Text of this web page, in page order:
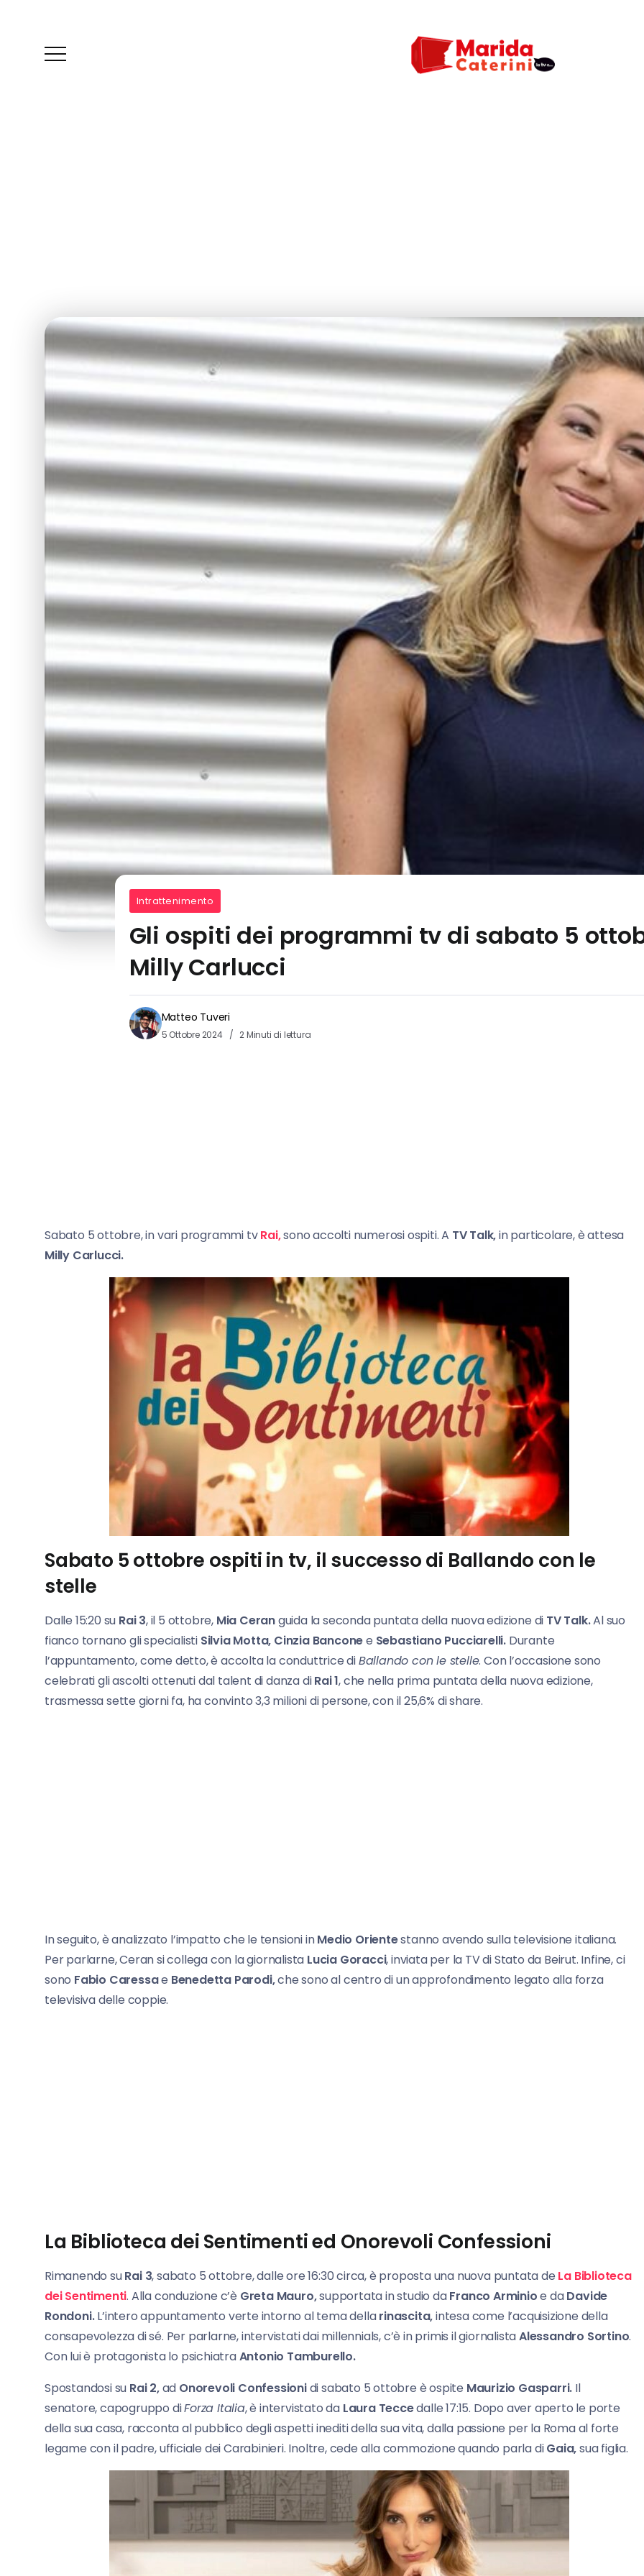
Intrattenimento
Gli ospiti dei programmi tv di sabato 5
Milly Carlucci
Matteo Tuveri
5 Ottobre 2024 2 Minuti di lettura
Sabato 5 ottobre, in vari programmi tvRai,sono accolti numerosi ospiti. A TVTalk,in particolare, è attesa
Milly Carlucci.
Sabato 5 ottobre ospiti in tv, il successo di Ballando con le
stelle
Dalle 15:20 su Rai 3, il 5 ottobre, Mia Ceranguida la seconda puntata della nuova edizione di TV Talk.Al suo
fianco tornano gli specialisti Silvia Motta, Cinzia Banconee Sebastiano Pucciarelli. Durante
l’appuntamento, come detto, è accolta la conduttrice diBallando con le stelle. Con l’occasione sono
celebrati gli ascolti ottenuti dal talent di danza diRai 1, che nella prima puntata della nuova edizione,
trasmessa sette giorni fa, ha convinto 3,3 milioni di persone, con il 25,6% di share.
In seguito, è analizzato l’impatto che le tensioni inMedio Orientestanno avendo sulla televisione italiana.
Per parlarne, Ceran si collega con la giornalista Lucia Goracci, inviata per la TV di Stato da Beirut. Infine, ci
sono Fabio Caressae Benedetta Parodi,che sono al centro di un approfondimento legato alla forza
televisiva delle coppie.
La Biblioteca dei Sentimenti ed Onorevoli Confessioni
Rimanendo suRai 3, sabato 5 ottobre, dalle ore 16:30 circa, è proposta una nuova puntata de La Biblioteca
dei Sentimenti. Alla conduzione c’è Greta Mauro,supportata in studio daFranco Arminioe daDavide
Rondoni.L’intero appuntamento verte intorno al tema dellarinascita,intesa come l’acquisizione della
consapevolezza di sé. Per parlarne, intervistati dai millennials, c’è in primis il giornalistaAlessandro Sortino.
Con lui è protagonista lo psichiatraAntonio Tamburello.
Spostandosi su Rai 2,ad Onorevoli Confessionidi sabato 5 ottobre è ospite Maurizio Gasparri. Il
senatore, capogruppo diForza Italia, è intervistato da Laura Teccedalle 17:15. Dopo aver aperto le porte
della sua casa, racconta al pubblico degli aspetti inediti della sua vita, dalla passione per la Roma al forte
legame con il padre, ufficiale dei Carabinieri. Inoltre, cede alla commozione quando parla diGaia,sua figlia.